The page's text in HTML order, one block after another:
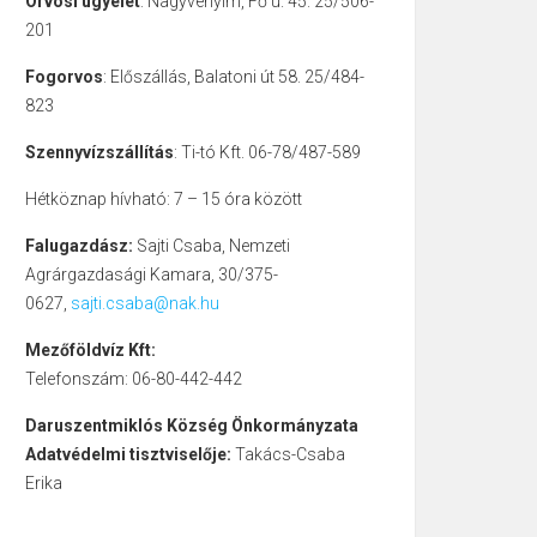
201
Fogorvos: Előszállás, Balatoni út 58. 25/484-
823
Szennyvízszállítás: Ti-tó Kft. 06-78/487-589
Hétköznap hívható: 7 – 15 óra között
Falugazdász: Sajti Csaba, Nemzeti
Agrárgazdasági Kamara, 30/375-
0627, sajti.csaba@nak.hu
Mezőföldvíz Kft:
Telefonszám: 06-80-442-442
Daruszentmiklós Község Önkormányzata
Adatvédelmi tisztviselője: Takács-Csaba
Erika